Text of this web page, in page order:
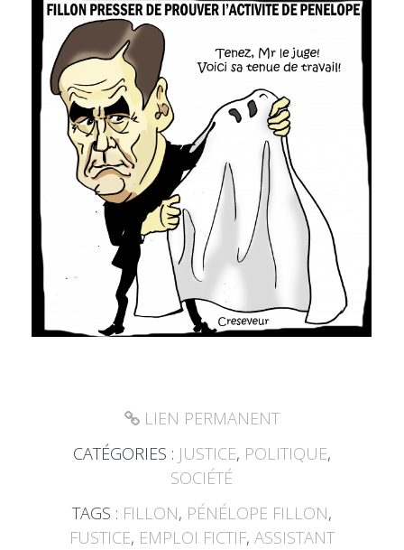
LIEN PERMANENT
CATÉGORIES : JUSTICE, POLITIQUE,
SOCIÉTÉ
TAGS : FILLON, PÉNÉLOPE FILLON,
FUSTICE, EMPLOI FICTIF, ASSISTANT